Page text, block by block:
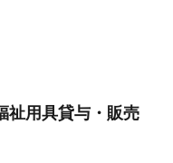
祉用具貸与・販売